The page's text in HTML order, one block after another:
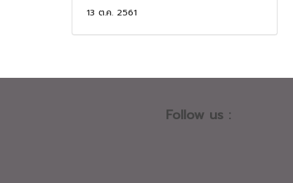
13 ต.ค. 2561
Follow us :